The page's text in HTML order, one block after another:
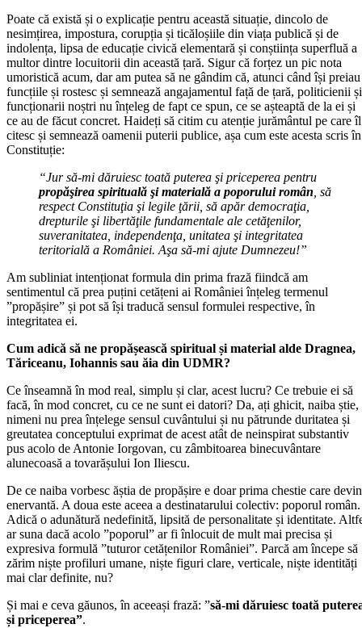
Poate că există și o explicație pentru această situație, dincolo de
nesimțirea, impostura, corupția și ticăloșiile din viața publică și de
indolența, lipsa de educație civică elementară și conștiința superfluă a
multor dintre locuitorii din această țară. Sigur că forțez un pic nota
umoristică acum, dar am putea să ne gândim că, atunci când își preiau
funcțiile și rostesc și semnează angajamentul față de țară, politicienii și
funcționarii noștri nu înțeleg de fapt ce spun, ce se așteaptă de la ei și
ce au de făcut concret. Haideți să citim cu atenție jurământul pe care îl
citesc și semnează oamenii puterii publice, așa cum este acesta scris în
Constituție:
“Jur să-mi dăruiesc toată puterea şi priceperea pentru
propăşirea spirituală şi materială a poporului român, să
respect Constituţia şi legile ţării, să apăr democraţia,
drepturile şi libertăţile fundamentale ale cetăţenilor,
suveranitatea, independenţa, unitatea şi integritatea
teritorială a României. Aşa să-mi ajute Dumnezeu!”
Am subliniat intenționat formula din prima frază fiindcă am
sentimentul că prea puțini cetățeni ai României înțeleg termenul
”propășire” și pot să își traducă sensul formulei respective, în
integritatea ei.
Cum adică să ne propășească spiritual și material alde Dragnea,
Tăriceanu, Iohannis sau ăia din UDMR?
Ce înseamnă în mod real, simplu și clar, acest lucru? Ce trebuie ei să
facă, în mod concret, cu ce ne sunt ei datori? Da, ați ghicit, naiba știe,
nimeni nu prea înțelege sensul cuvântului și nu pătrunde duritatea și
greutatea conceptului exprimat de acest atât de neinspirat substantiv
pus acolo de Antonie Iorgovan, cu zâmbitoarea binecuvântare
alunecoasă a tovarășului Ion Iliescu.
De ce naiba vorbesc ăștia de propășire e doar prima chestie care
enervantă. A doua este aceea a destinatarului colectiv: poporul român.
Adică o adunătură nedefinită, lipsită de personalitate și identitate.
ar suna dacă acolo ”poporul” ar fi înlocuit de mult mai precisa și
expresiva formulă ”tuturor cetățenilor României”. Parcă am începe să
zărim niște profiluri umane, niște figuri clare, verticale, niște identități
mai clar definite, nu?
Și mai e ceva găunos, în aceeași frază: ”să-mi dăruiesc toată
și priceperea”.